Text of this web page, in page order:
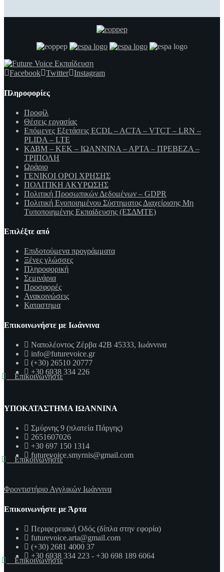
Facebook Twitter Instagram
Πληροφορίες
Προφίλ
Θέσεις εργασίας
Επόμενες Εξετάσεις ECDL – ACTA – VTCT – LRN –
PLIDA – LTE
ΚΔΒΜ – ΚΕΚ – ΙΩΑΝΝΙΝΑ – ΑΡΤΑ – ΠΡΕΒΕΖΑ –
ΤΡΙΠΟΛΗ
Ωράριο
ΓΕΝΙΚΟΙ ΟΡΟΙ ΧΡΗΣΗΣ
ΠΟΛΙΤΙΚΗ ΑΚΥΡΩΣΗΣ
Πολιτική Προσωπικών Δεδομένων – GDPR
Πολιτική Ενοποιημένου Σύστηματος Διαχείρισης Μη
Τυποποιημένης Εκπαίδευσης (ΕΣΔΜΤΕ)
Επιλέξτε από
Επιδοτούμενα προγράμματα
Ξένες γλώσσες
Πληροφορική
Σεμινάρια
Προσφορές
Ανακοινώσεις
Καταστημα
Επικοινωνήστε με Ιωάννινα
Ναπολέοντος Ζέρβα 42Β 45333, Ιωάννινα
info@futurevoice.gr
(+30) 26510 20777
+30 6938 334 226
Επικοινωνήστε
ΥΠΟΚΑΤΑΣΤΗΜΑ ΙΩΑΝΝΙΝΑ
Σμύρνης 9 (πλατεία Πάργης)
2651607026
+30 697 150 1314
futurevoice.smyrnis@gmail.com
Επικοινωνήστε
Φροντιστήριο Αγγλικών Ιωάννινα
Επικοινωνήστε με Άρτα
Περιφερειακή Οδός (δίπλα στην εφορία)
futurevoice.arta@gmail.com
(+30) 2681 4000 37
+30 6938 334 223 - +30 698 189 6064
Επικοινωνήστε